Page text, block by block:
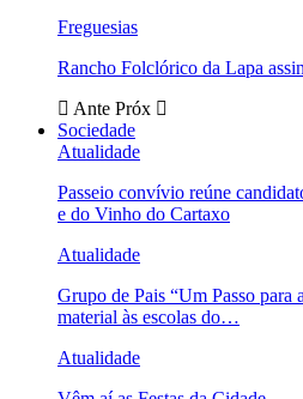
Freguesias
Rancho Folclórico da Lapa
Ante Próx
Sociedade
Atualidade
Passeio convívio reúne
e do Vinho do Cartaxo
Atualidade
Grupo de Pais “Um Passo para
material às escolas do…
Atualidade